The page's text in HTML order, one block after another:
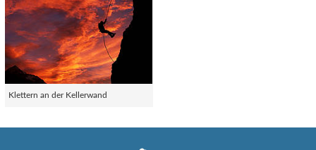
Klettern an der Kellerwand